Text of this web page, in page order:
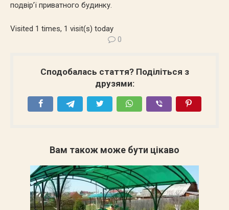
подвір’ї приватного будинку.
Visited 1 times, 1 visit(s) today
0
Сподобалась стаття? Поділіться з
друзями:
Вам також може бути цікаво